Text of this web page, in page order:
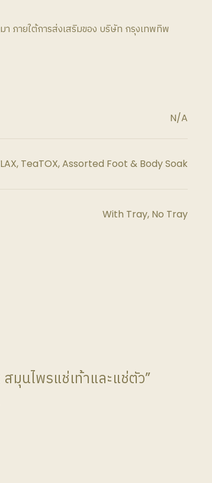
ภายใต้การส่งเสริมของ บริษัท กรุงเทพทิพ
N/A
TeaTOX, Assorted Foot & Body Soak
With Tray, No Tray
นไพรแช่เท้าและแช่ตัว”